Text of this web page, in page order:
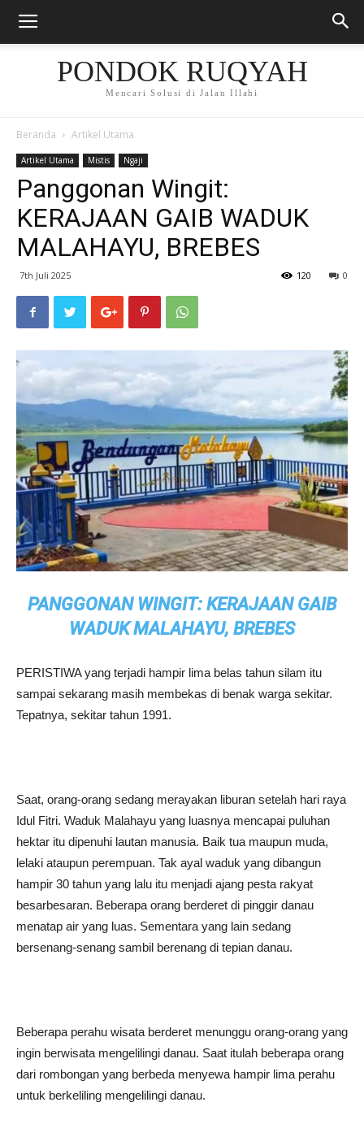
PONDOK RUQYAH
Mencari Solusi di Jalan Illahi
Beranda Artikel Utama
Artikel Utama Mistis Ngaji
Panggonan Wingit:
KERAJAAN GAIB WADUK
MALAHAYU, BREBES
7th Juli 2025 0
120
PANGGONAN WINGIT: KERAJAAN GAIB
WADUK MALAHAYU, BREBES
PERISTIWA yang terjadi hampir lima belas tahun silam itu
sampai sekarang masih membekas di benak warga sekitar.
Tepatnya, sekitar tahun 1991.
Saat, orang-orang sedang merayakan liburan setelah hari raya
Idul Fitri. Waduk Malahayu yang luasnya mencapai puluhan
hektar itu dipenuhi lautan manusia. Baik tua maupun muda,
lelaki ataupun perempuan. Tak ayal waduk yang dibangun
hampir 30 tahun yang lalu itu menjadi ajang pesta rakyat
besarbesaran. Beberapa orang berderet di pinggir danau
menatap air yang luas. Sementara yang lain sedang
bersenang-senang sambil berenang di tepian danau.
Beberapa perahu wisata berderet menunggu orang-orang yang
ingin berwisata mengelilingi danau. Saat itulah beberapa orang
dari rombongan yang berbeda menyewa hampir lima perahu
untuk berkeliling mengelilingi danau.